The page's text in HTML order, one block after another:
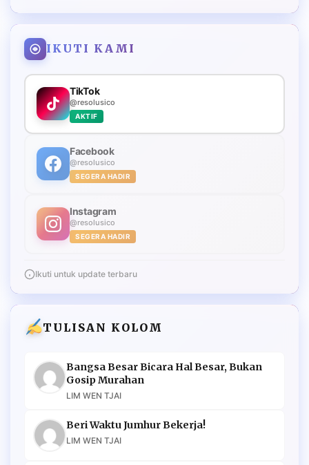
IKUTI KAMI
TikTok
@resolusico
AKTIF
Facebook
@resolusico
SEGERA HADIR
Instagram
@resolusico
SEGERA HADIR
Ikuti untuk update terbaru
TULISAN KOLOM
Bangsa Besar Bicara Hal Besar, Bukan
Gosip Murahan
LIM WEN TJAI
Beri Waktu Jumhur Bekerja!
LIM WEN TJAI